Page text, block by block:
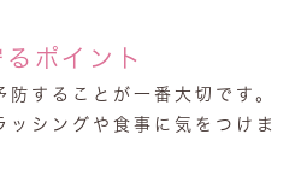
ポイント
防することが一番大切です。
ッシングや食事に気をつけま